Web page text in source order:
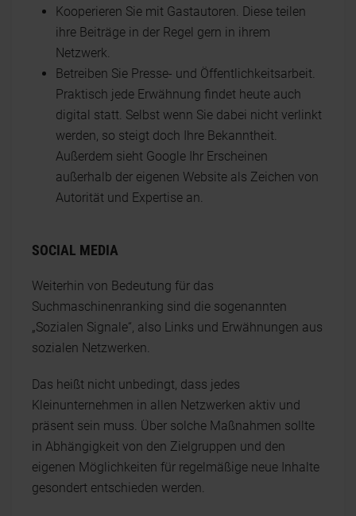
Kooperieren Sie mit Gastautoren. Diese teilen
ihre Beiträge in der Regel gern in ihrem
Netzwerk.
Betreiben Sie Presse- und Öffentlichkeitsarbeit.
Praktisch jede Erwähnung findet heute auch
digital statt. Selbst wenn Sie dabei nicht verlinkt
werden, so steigt doch Ihre Bekanntheit.
Außerdem sieht Google Ihr Erscheinen
außerhalb der eigenen Website als Zeichen von
Autorität und Expertise an.
SOCIAL MEDIA
Weiterhin von Bedeutung für das
Suchmaschinenranking sind die sogenannten
„Sozialen Signale“, also Links und Erwähnungen aus
sozialen Netzwerken.
Das heißt nicht unbedingt, dass jedes
Kleinunternehmen in allen Netzwerken aktiv und
präsent sein muss. Über solche Maßnahmen sollte
in Abhängigkeit von den Zielgruppen und den
eigenen Möglichkeiten für regelmäßige neue Inhalte
gesondert entschieden werden.